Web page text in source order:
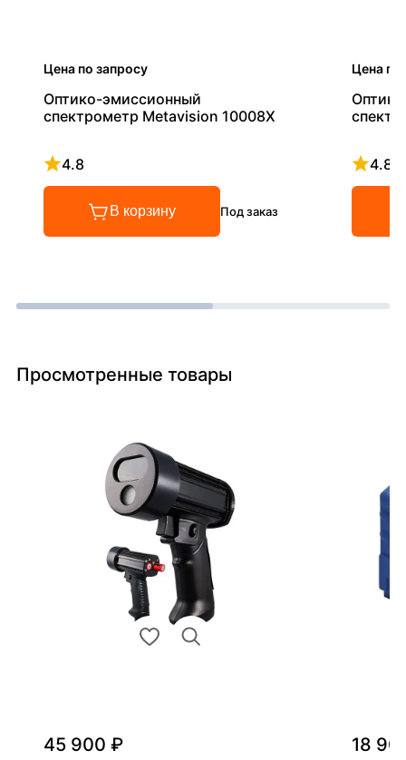
Цена по запросу
Оптико-эмиссионный
спектрометр Metavision 10008X
4.8
Рейтинг 4.8 из 5
В корзину Под заказ
Цена по
4.8
Просмотренные товары
45 900 ₽ 18